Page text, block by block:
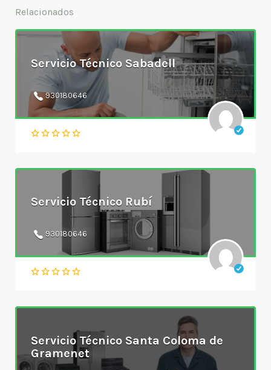
Relacionados
Servicio Técnico Sabadell
930180646
Servicio Técnico Rubí
930180646
Servicio Técnico Santa Coloma de
Gramenet